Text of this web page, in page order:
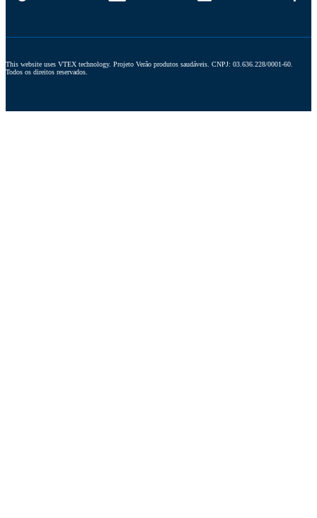
This website uses VTEX technology. Projeto Verão produtos saudáveis. CNPJ: 03.636.228/0001-60.
Todos os direitos reservados.